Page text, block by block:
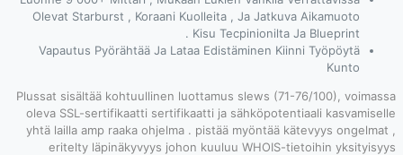
Olevat
Vapautus
Plussat sisältää
oleva SSL-
yhtä lailla amp
eritelty